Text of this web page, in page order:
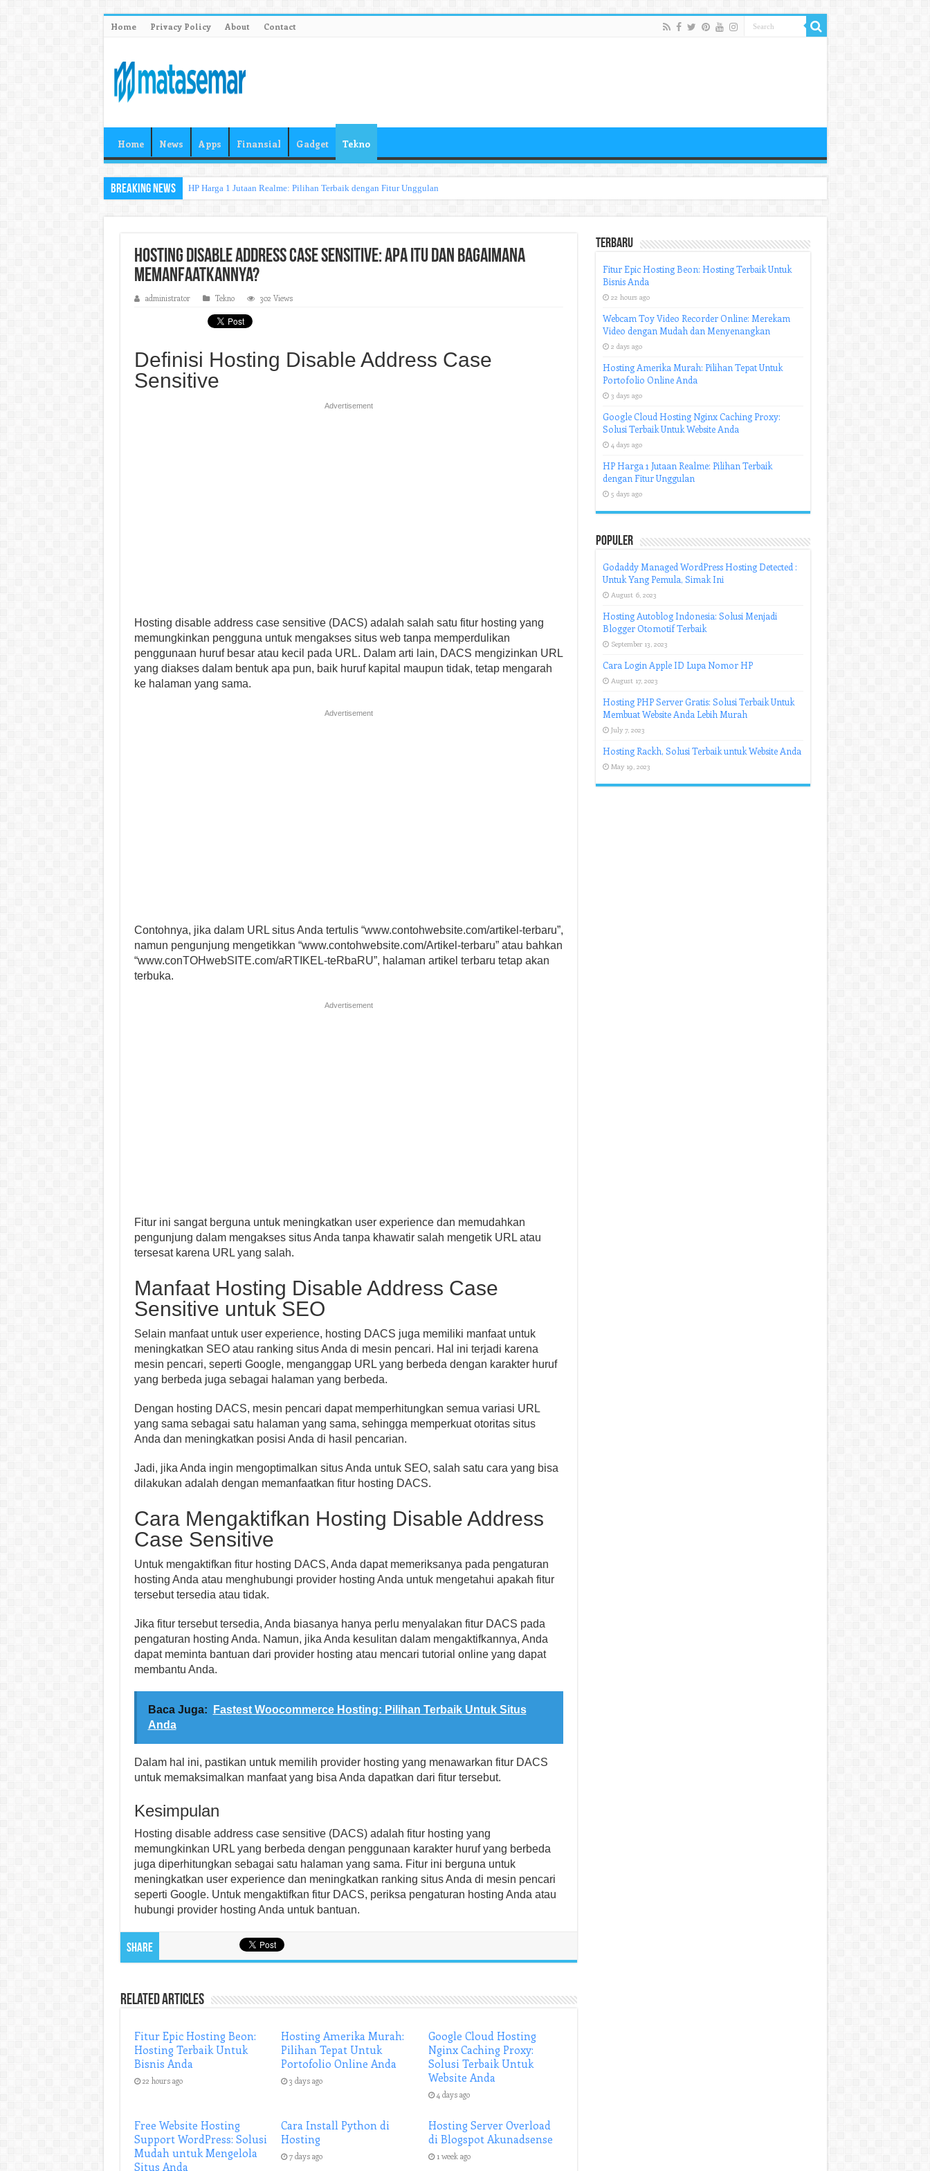
Home Privacy Policy About Contact
Home News Apps Finansial Gadget Tekno
Breaking News HP Harga 1 Jutaan Realme: Pilihan Terbaik dengan Fitur Unggulan
Hosting Disable Address Case Sensitive: Apa itu dan Bagaimana
Memanfaatkannya?
administrator Tekno 302 Views
Definisi Hosting Disable Address Case
Sensitive
Advertisement
Hosting disable address case sensitive (DACS) adalah salah satu fitur hosting yang
memungkinkan pengguna untuk mengakses situs web tanpa memperdulikan
penggunaan huruf besar atau kecil pada URL. Dalam arti lain, DACS mengizinkan URL
yang diakses dalam bentuk apa pun, baik huruf kapital maupun tidak, tetap mengarah
ke halaman yang sama.
Advertisement
Contohnya, jika dalam URL situs Anda tertulis “www.contohwebsite.com/artikel-terbaru”,
namun pengunjung mengetikkan “www.contohwebsite.com/Artikel-terbaru” atau bahkan
“www.conTOHwebSITE.com/aRTIKEL-teRbaRU”, halaman artikel terbaru tetap akan
terbuka.
Advertisement
Fitur ini sangat berguna untuk meningkatkan user experience dan memudahkan
pengunjung dalam mengakses situs Anda tanpa khawatir salah mengetik URL atau
tersesat karena URL yang salah.
Manfaat Hosting Disable Address Case
Sensitive untuk SEO
Selain manfaat untuk user experience, hosting DACS juga memiliki manfaat untuk
meningkatkan SEO atau ranking situs Anda di mesin pencari. Hal ini terjadi karena
mesin pencari, seperti Google, menganggap URL yang berbeda dengan karakter huruf
yang berbeda juga sebagai halaman yang berbeda.
Dengan hosting DACS, mesin pencari dapat memperhitungkan semua variasi URL
yang sama sebagai satu halaman yang sama, sehingga memperkuat otoritas situs
Anda dan meningkatkan posisi Anda di hasil pencarian.
Jadi, jika Anda ingin mengoptimalkan situs Anda untuk SEO, salah satu cara yang bisa
dilakukan adalah dengan memanfaatkan fitur hosting DACS.
Cara Mengaktifkan Hosting Disable Address
Case Sensitive
Untuk mengaktifkan fitur hosting DACS, Anda dapat memeriksanya pada pengaturan
hosting Anda atau menghubungi provider hosting Anda untuk mengetahui apakah fitur
tersebut tersedia atau tidak.
Jika fitur tersebut tersedia, Anda biasanya hanya perlu menyalakan fitur DACS pada
pengaturan hosting Anda. Namun, jika Anda kesulitan dalam mengaktifkannya, Anda
dapat meminta bantuan dari provider hosting atau mencari tutorial online yang dapat
membantu Anda.
Baca Juga:
Fastest Woocommerce Hosting: Pilihan Terbaik Untuk Situs
Anda
Dalam hal ini, pastikan untuk memilih provider hosting yang menawarkan fitur DACS
untuk memaksimalkan manfaat yang bisa Anda dapatkan dari fitur tersebut.
Kesimpulan
Hosting disable address case sensitive (DACS) adalah fitur hosting yang
memungkinkan URL yang berbeda dengan penggunaan karakter huruf yang berbeda
juga diperhitungkan sebagai satu halaman yang sama. Fitur ini berguna untuk
meningkatkan user experience dan meningkatkan ranking situs Anda di mesin pencari
seperti Google. Untuk mengaktifkan fitur DACS, periksa pengaturan hosting Anda atau
hubungi provider hosting Anda untuk bantuan.
Share
Related Articles
Fitur Epic Hosting Beon:
Hosting Terbaik Untuk
Bisnis Anda
22 hours ago
Hosting Amerika Murah:
Pilihan Tepat Untuk
Portofolio Online Anda
3 days ago
Google Cloud Hosting
Nginx Caching Proxy:
Solusi Terbaik Untuk
Website Anda
4 days ago
Free Website Hosting
Support WordPress: Solusi
Mudah untuk Mengelola
Situs Anda
Cara Install Python di
Hosting
7 days ago
Hosting Server Overload
di Blogspot Akunadsense
1 week ago
Terbaru
Fitur Epic Hosting Beon: Hosting Terbaik Untuk
Bisnis Anda
22 hours ago
Webcam Toy Video Recorder Online: Merekam
Video dengan Mudah dan Menyenangkan
2 days ago
Hosting Amerika Murah: Pilihan Tepat Untuk
Portofolio Online Anda
3 days ago
Google Cloud Hosting Nginx Caching Proxy:
Solusi Terbaik Untuk Website Anda
4 days ago
HP Harga 1 Jutaan Realme: Pilihan Terbaik
dengan Fitur Unggulan
5 days ago
Populer
Godaddy Managed WordPress Hosting Detected :
Untuk Yang Pemula, Simak Ini
August 6, 2023
Hosting Autoblog Indonesia: Solusi Menjadi
Blogger Otomotif Terbaik
September 13, 2023
Cara Login Apple ID Lupa Nomor HP
August 17, 2023
Hosting PHP Server Gratis: Solusi Terbaik Untuk
Membuat Website Anda Lebih Murah
July 7, 2023
Hosting Rackh, Solusi Terbaik untuk Website Anda
May 19, 2023